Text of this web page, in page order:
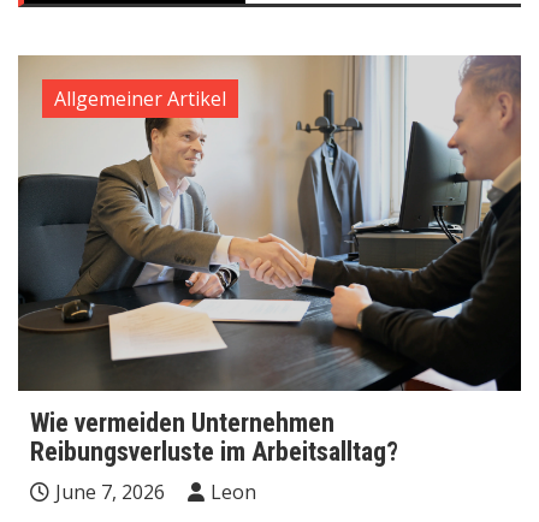
Allgemeiner Artikel
Wie vermeiden Unternehmen
Reibungsverluste im Arbeitsalltag?
June 7, 2026
Leon